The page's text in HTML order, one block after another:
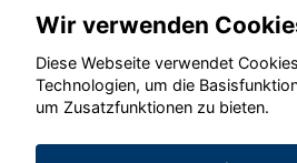
© konjunkturmotor.de
Wir verwenden
Diese Webseite verwendet
Technologien, um die
um Zusatzfunktionen zu bieten.